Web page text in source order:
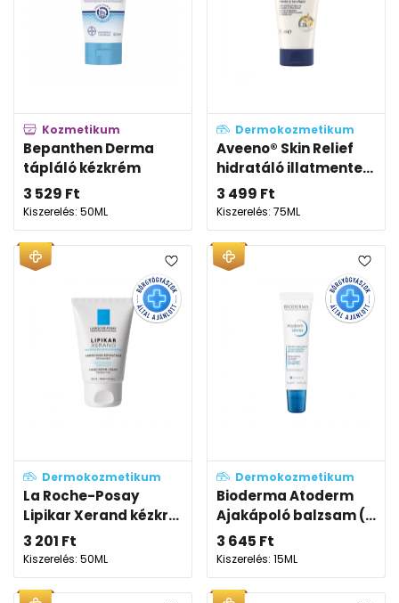
Kozmetikum
Bepanthen Derma
tápláló kézkrém
3 529 Ft
Kiszerelés: 50ML
Dermokozmetikum
Aveeno® Skin Relief
hidratáló illatmente...
3 499 Ft
Kiszerelés: 75ML
Dermokozmetikum
La Roche-Posay
Lipikar Xerand kézkr...
3 201 Ft
Kiszerelés: 50ML
Dermokozmetikum
Bioderma Atoderm
Ajakápoló balzsam (...
3 645 Ft
Kiszerelés: 15ML